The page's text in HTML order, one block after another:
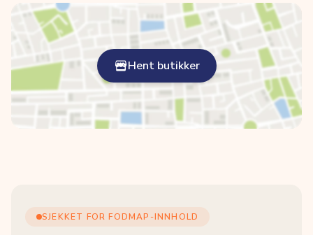
Hent butikker
SJEKKET FOR FODMAP-INNHOLD